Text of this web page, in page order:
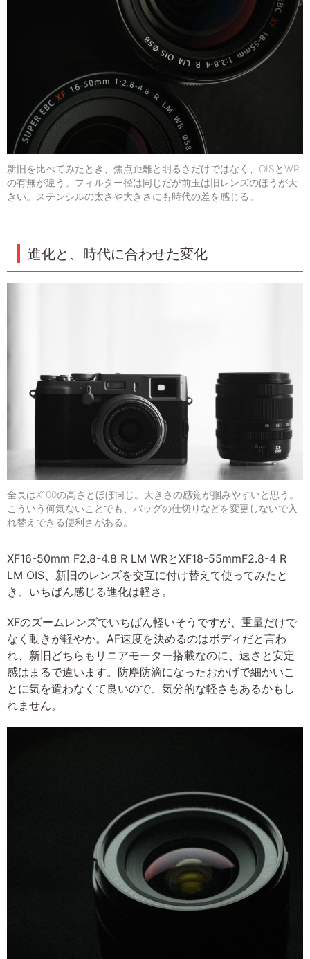
新旧を比べてみたとき、焦点距離と明るさだけではなく、OISとWR
の有無が違う。フィルター径は同じだが前玉は旧レンズのほうが大
きい。ステンシルの太さや大きさにも時代の差を感じる。
進化と、時代に合わせた変化
全長はX100の高さとほぼ同じ。大きさの感覚が掴みやすいと思う。
こういう何気ないことでも、バッグの仕切りなどを変更しないで入
れ替えできる便利さがある。
XF16-50mm F2.8-4.8 R LM WRとXF18-55mmF2.8-4 R
LM OIS、新旧のレンズを交互に付け替えて使ってみたと
き、いちばん感じる進化は軽さ。
XFのズームレンズでいちばん軽いそうですが、重量だけで
なく動きが軽やか。AF速度を決めるのはボディだと言わ
れ、新旧どちらもリニアモーター搭載なのに、速さと安定
感はまるで違います。防塵防滴になったおかげで細かいこ
とに気を遣わなくて良いので、気分的な軽さもあるかもし
れません。